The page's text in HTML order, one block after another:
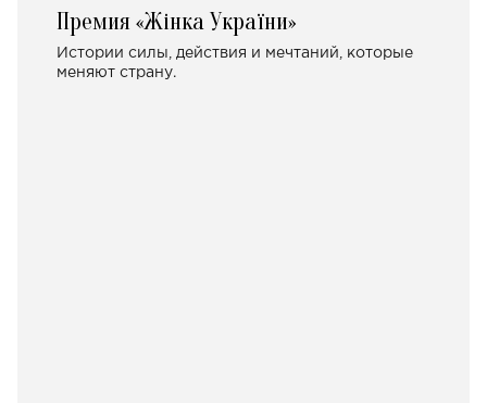
Премия «Жінка України»
Истории силы, действия и мечтаний, которые
меняют страну.